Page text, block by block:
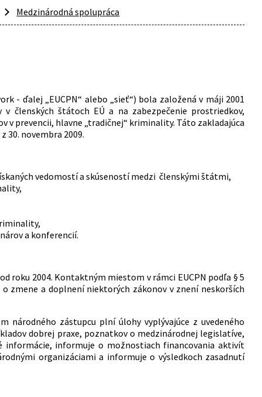
Medzinárodná spolupráca
- ďalej „EUCPN“ alebo „sieť“) bola založená v máji 2001
členských štátoch EÚ a na zabezpečenie prostriedkov,
prevencii, hlavne „tradičnej“ kriminality. Táto zakladajúca
30. novembra 2009.
vedomostí a skúseností medzi členskými štátmi,
a konferencií.
roku 2004. Kontaktným miestom v rámci EUCPN podľa § 5
zmene a doplnení niektorých zákonov v znení neskorších
národného zástupcu plní úlohy vyplývajúce z uvedeného
dobrej praxe, poznatkov o medzinárodnej legislatíve,
informácie, informuje o možnostiach financovania aktivít
organizáciami a informuje o výsledkoch zasadnutí